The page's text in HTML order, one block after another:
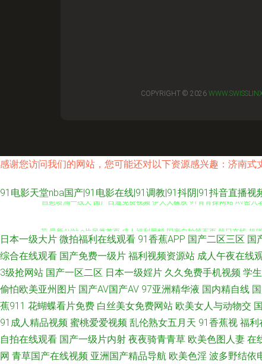
COPYRIGHT © 2026
感谢您访问我们的网站，您可能还对以下资源感兴趣：济南式
91电影天堂nba国产|91电影在线|91调教|91抖阴|91抖音直播
自慰喷涌一线天 国产日逼免费视频 伊人大橡胶 91青青操网站 AV密
观看 黄色的网站 污视频在线下载 91偷拍导航 国产精品自在线 日
www爆插欧洲 国产射精视频 人妻自拍色图 婷婷五月份视频 3级片另
午夜 日韩A级电影网 午夜视频97 中文字幕51黑料 丁香五月天狠狠撸
洲日韩一二专区 国成精品九区 成人AV社区 白丝无码自慰91 韩日色
日本一级大片 微拍福利在线观看 91香蕉APP 国产二区三区 国
综合在线观看 国产免费一级片 福利视频资源站 成人午夜在线
3级抢网站 国产一区二区 日本一级婬片 久久免费手机视频 学
偷怕欧美亚州图片 国产AV国产AV 97亚洲精华液 国内精自线
蕉911 花蝴蝶看片免费 白丝美女免费网站 欧美女人与动物交
91成人精品视频 蜜桃爱爱视频 乱伦熟女五月天 91香蕉视 福利
自拍在线观看 国产一级片内射 夜夜骑青青草 欧美色图人妻 在
网 青草国产在线视频 亚洲国产精品导航 欧美色淫 波多野结依